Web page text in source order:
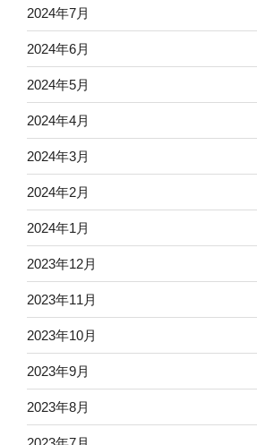
2024年7月
2024年6月
2024年5月
2024年4月
2024年3月
2024年2月
2024年1月
2023年12月
2023年11月
2023年10月
2023年9月
2023年8月